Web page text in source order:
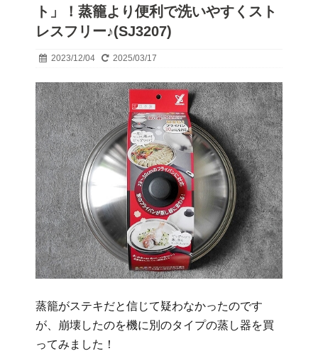
ト」！蒸籠より便利で洗いやすくスト
レスフリー♪(SJ3207)
2023/12/04 2025/03/17
蒸籠がステキだと信じて疑わなかったのです
が、崩壊したのを機に別のタイプの蒸し器を買
ってみました！